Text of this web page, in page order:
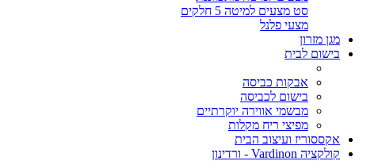
סט מצעים למיטה 5 חלקים
מצעי פלנל
מגן מזרון
בישום לבית
אבקות כביסה
בישום לכביסה
מבשמי אווירה יוקרתיים
מפיצי ריח מקלות
אקססוריז ועיצוב הבית
קולקציה Vardinon - ורדינון